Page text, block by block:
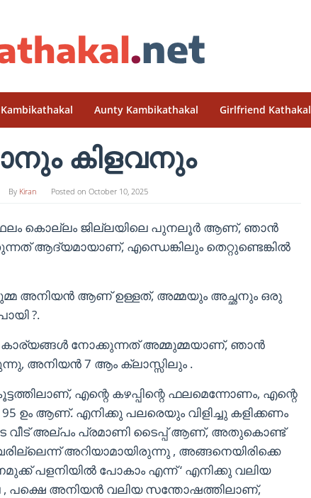
Kambikathakal Aunty Kambikathakal Girlfriend Kathakal
കിളവനും
By Kiran Posted on October 10, 2025
കൊല്ലം ജില്ലയിലെ പുനലൂർ ആണ്, ഞാൻ
ആദ്യമായാണ്, എന്ധെങ്കിലും തെറ്റുണ്ടെങ്കിൽ
അനിയൻ ആണ് ഉള്ളത്, അമ്മയും അച്ഛനും ഒരു
?.
കാര്യങ്ങൾ നോക്കുന്നത് അമ്മുമ്മയാണ്, ഞാൻ
അനിയൻ 7 ആം ക്ലാസ്സിലും .
എന്റെ കഴപ്പിന്റെ ഫലമെന്നോണം, എന്റെ
ഉം ആണ്. എനിക്കു പലരെയും വിളിച്ചു കളിക്കണം
വീട് അല്പം പ്രമാണി ടൈപ്പ് ആണ്, അതുകൊണ്ട്
അറിയാമായിരുന്നു , അങ്ങനെയിരിക്കെ
പളനിയിൽ പോകാം എന്ന് ‘ എനിക്കു വലിയ
, പക്ഷെ അനിയൻ വലിയ സന്തോഷത്തിലാണ്,